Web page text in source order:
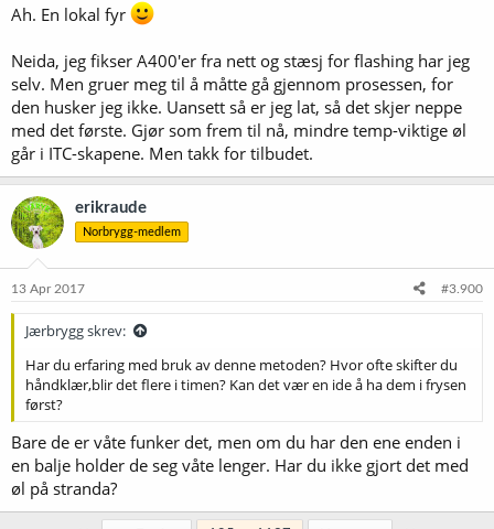
Ah. En lokal fyr
Neida, jeg fikser A400'er fra nett og stæsj for flashing har jeg
selv. Men gruer meg til å måtte gå gjennom prosessen, for
den husker jeg ikke. Uansett så er jeg lat, så det skjer neppe
med det første. Gjør som frem til nå, mindre temp-viktige øl
går i ITC-skapene. Men takk for tilbudet.
erikraude
Norbrygg-medlem
13 Apr 2017 #3.900
Jærbrygg skrev:
Har du erfaring med bruk av denne metoden? Hvor ofte skifter du
håndklær,blir det flere i timen? Kan det vær en ide å ha dem i frysen
først?
Bare de er våte funker det, men om du har den ene enden i
en balje holder de seg våte lenger. Har du ikke gjort det med
øl på stranda?